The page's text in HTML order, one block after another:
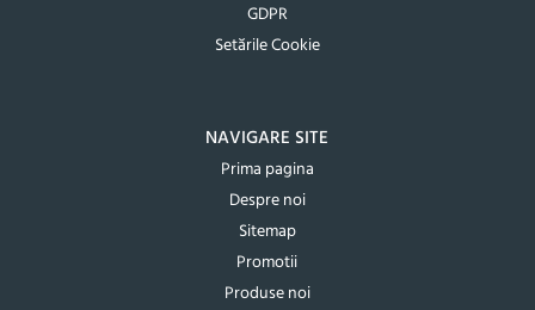
GDPR
Setările Cookie
NAVIGARE SITE
Prima pagina
Despre noi
Sitemap
Promotii
Produse noi